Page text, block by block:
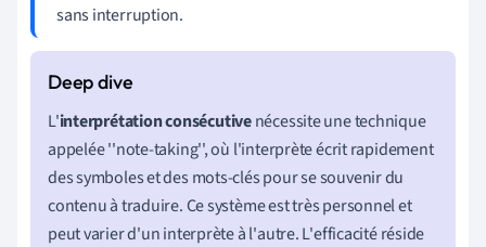
sans interruption.
L'interprétation consécutivenécessite une technique
appelée ''note-taking'', où l'interprète écrit rapidement
des symboles et des mots-clés pour se souvenir du
contenu à traduire. Ce système est très personnel et
peut varier d'un interprète à l'autre. L'efficacité réside